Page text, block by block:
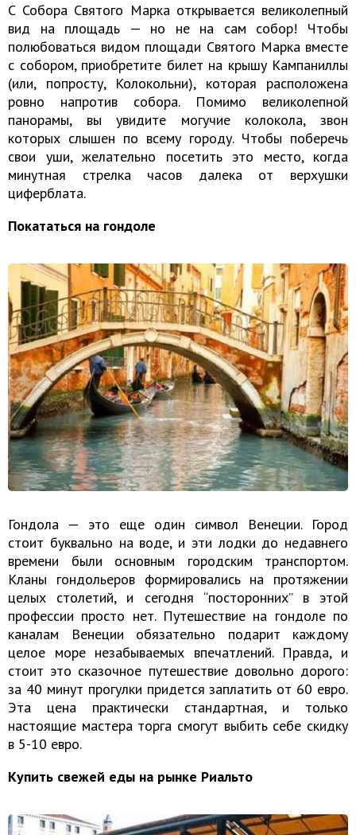
С Собора Святого Марка открывается великолепный
вид на площадь — но не на сам собор! Чтобы
полюбоваться видом площади Святого Марка вместе
с собором, приобретите билет на крышу Кампаниллы
(или, попросту, Колокольни), которая расположена
ровно напротив собора. Помимо великолепной
панорамы, вы увидите могучие колокола, звон
которых слышен по всему городу. Чтобы поберечь
свои уши, желательно посетить это место, когда
минутная стрелка часов далека от верхушки
циферблата.
Покататься на гондоле
Гондола — это еще один символ Венеции. Город
стоит буквально на воде, и эти лодки до недавнего
времени были основным городским транспортом.
Кланы гондольеров формировались на протяжении
целых столетий, и сегодня “посторонних” в этой
профессии просто нет. Путешествие на гондоле по
каналам Венеции обязательно подарит каждому
целое море незабываемых впечатлений. Правда, и
стоит это сказочное путешествие довольно дорого:
за 40 минут прогулки придется заплатить от 60 евро.
Эта цена практически стандартная, и только
настоящие мастера торга смогут выбить себе скидку
в 5-10 евро.
Купить свежей еды на рынке Риальто